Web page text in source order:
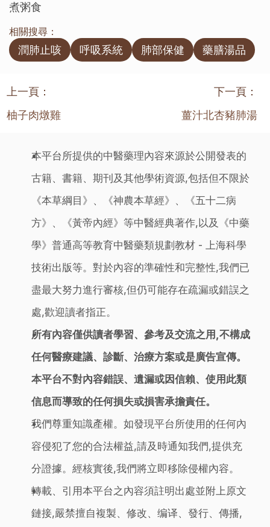
煮粥食
相關搜尋：
潤肺止咳 呼吸系統 肺部保健 藥膳湯品
上一頁：
柚子肉燉雞
下一頁：
薑汁北杏豬肺湯
本平台所提供的中醫藥理內容來源於公開發表的
古籍、書籍、期刊及其他學術資源,包括但不限於
《本草綱目》、《神農本草經》、《五十二病
方》、《黃帝內經》等中醫經典著作,以及《中藥
學》普通高等教育中醫藥類規劃教材 - 上海科學
技術出版等。對於內容的準確性和完整性,我們已
盡最大努力進行審核,但仍可能存在疏漏或錯誤之
處,歡迎讀者指正。
所有內容僅供讀者學習、參考及交流之用,不構成
任何醫療建議、診斷、治療方案或是廣告宣傳。
本平台不對內容錯誤、遺漏或因信賴、使用此類
信息而導致的任何損失或損害承擔責任。
我們尊重知識產權。如發現平台所使用的任何內
容侵犯了您的合法權益,請及時通知我們,提供充
分證據。經核實後,我們將立即移除侵權內容。
轉載、引用本平台之內容須註明出處並附上原文
鏈接,嚴禁擅自複製、修改、编译、發行、傳播,